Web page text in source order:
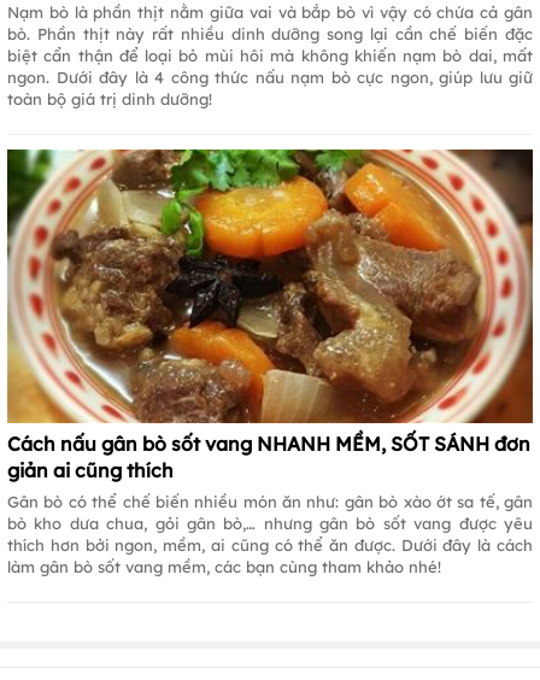
Nạm bò là phần thịt nằm giữa vai và bắp bò vì vậy có chứa cả gân
bò. Phần thịt này rất nhiều dinh dưỡng song lại cần chế biến đặc
biệt cẩn thận để loại bỏ mùi hôi mà không khiến nạm bò dai, mất
ngon. Dưới đây là 4 công thức nấu nạm bò cực ngon, giúp lưu giữ
toàn bộ giá trị dinh dưỡng!
Cách nấu gân bò sốt vang NHANH MỀM, SỐT SÁNH đơn
giản ai cũng thích
Gân bò có thể chế biến nhiều món ăn như: gân bò xào ớt sa tế, gân
bò kho dưa chua, gỏi gân bò,… nhưng gân bò sốt vang được yêu
thích hơn bởi ngon, mềm, ai cũng có thể ăn được. Dưới đây là cách
làm gân bò sốt vang mềm, các bạn cùng tham khảo nhé!